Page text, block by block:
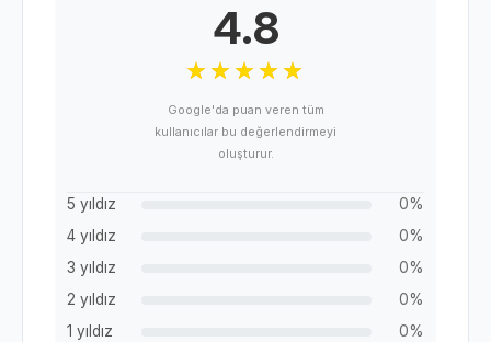
4.8
Google'da puan veren tüm
kullanıcılar bu değerlendirmeyi
oluşturur.
5 yıldız
0%
4 yıldız
0%
3 yıldız
0%
2 yıldız
0%
1 yıldız
0%